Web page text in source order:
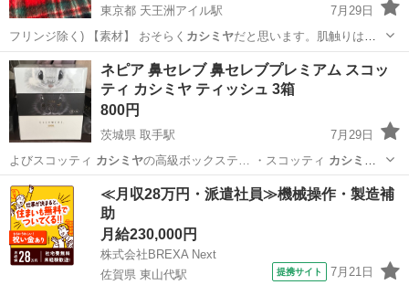
東京都 天王洲アイル駅
7月29日
フリンジ除く) 【素材】 おそらく カシミヤだと思います。肌触りはと
ても良く、し…
東京 港区 天王洲アイル駅
ネピア 鼻セレブ 鼻セレブプレミアム スコッ
ティ カシミヤ ティッシュ 3箱
800円
茨城県 取手駅
7月29日
よびスコッティ カシミヤ の高級ボックステ… ・スコッティ カシミヤ
【商品の状態…
茨城 取手市 取手駅 家庭用品 鼻セレブ
≪月収28万円・派遣社員≫機械操作・製造補
助
月給230,000円
株式会社BREXA Next
佐賀県 東山代駅
提携サイト 7月21日